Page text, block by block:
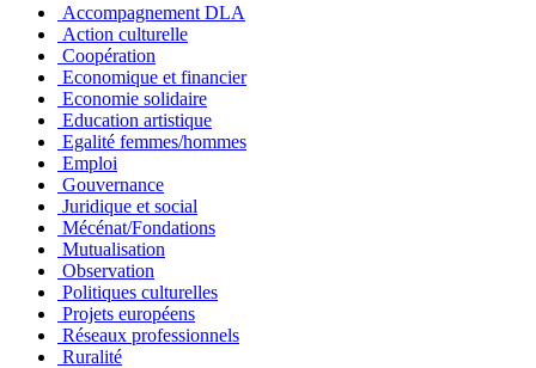
Accompagnement DLA
Action culturelle
Coopération
Economique et financier
Economie solidaire
Education artistique
Egalité femmes/hommes
Emploi
Gouvernance
Juridique et social
Mécénat/Fondations
Mutualisation
Observation
Politiques culturelles
Projets européens
Réseaux professionnels
Ruralité